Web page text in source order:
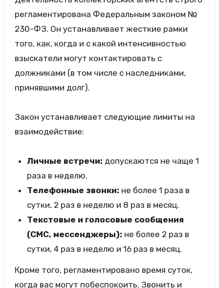
регламентирована Федеральным законом №
230-ФЗ. Он устанавливает жесткие рамки
того, как, когда и с какой интенсивностью
взыскатели могут контактировать с
должниками (в том числе с наследниками,
принявшими долг).
Закон устанавливает следующие лимиты на
взаимодействие:
Личные встречи: допускаются не чаще 1
раза в неделю.
Телефонные звонки: не более 1 раза в
сутки, 2 раз в неделю и 8 раз в месяц.
Текстовые и голосовые сообщения
(СМС, мессенджеры): не более 2 раз в
сутки, 4 раз в неделю и 16 раз в месяц.
Кроме того, регламентировано время суток,
когда вас могут побеспокоить. Звонить и